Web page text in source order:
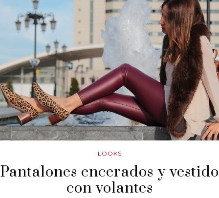
LOOKS
Pantalones encerados y vestido
con volantes